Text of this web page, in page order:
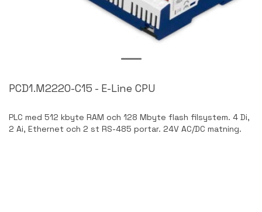
PCD1.M2220-C15 - E-Line CPU
PLC med 512 kbyte RAM och 128 Mbyte flash filsystem. 4 Di,
2 Ai, Ethernet och 2 st RS-485 portar. 24V AC/DC matning.